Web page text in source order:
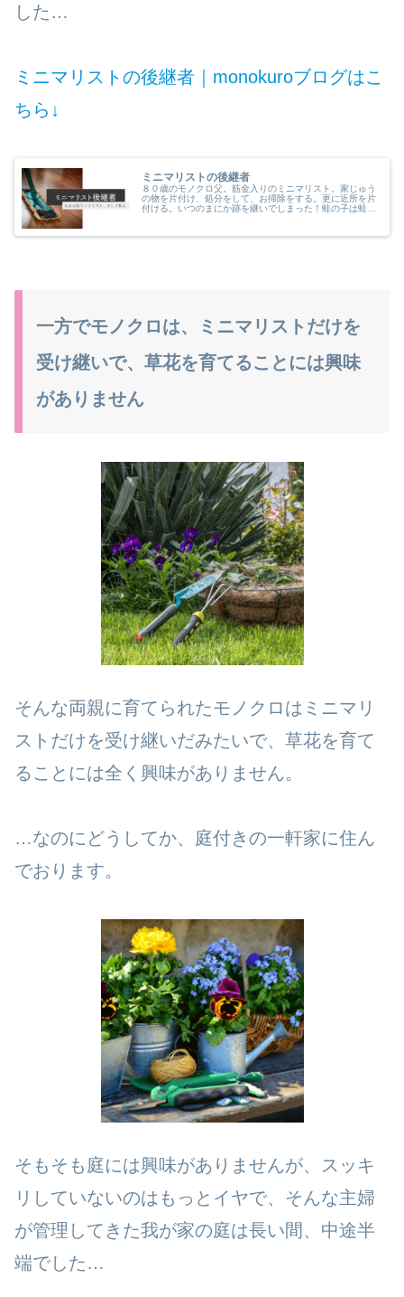
した…
ミニマリストの後継者｜monokuroブログはこ
ちら↓
ミニマリストの後継者
８０歳のモノクロ父。筋金入りのミニマリスト。家じゅう
の物を片付け、処分をして、お掃除をする。更に近所を片
付ける。いつのまにか跡を継いでしまった！蛙の子は蛙そ
一方でモノクロは、ミニマリストだけを
受け継いで、草花を育てることには興味
がありません
そんな両親に育てられたモノクロはミニマリ
ストだけを受け継いだみたいで、草花を育て
ることには全く興味がありません。
…なのにどうしてか、庭付きの一軒家に住ん
でおります。
そもそも庭には興味がありませんが、スッキ
リしていないのはもっとイヤで、そんな主婦
が管理してきた我が家の庭は長い間、中途半
端でした…